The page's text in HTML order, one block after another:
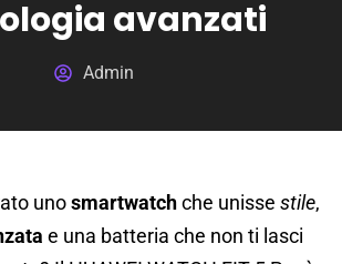
avanzati
Admin
unosmartwatchche unisse stile,
e una batteria che non ti lasci